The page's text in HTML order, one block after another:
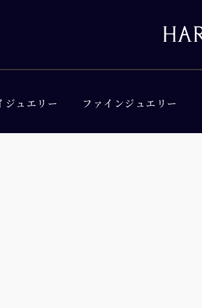
ジュエリー ファインジュエリー